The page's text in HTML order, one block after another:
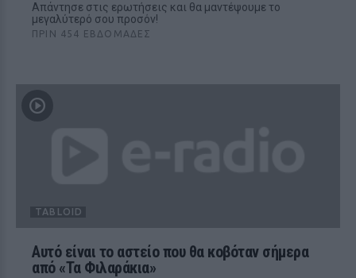
Απάντησε στις ερωτήσεις και θα μαντέψουμε το
μεγαλύτερό σου προσόν!
ΠΡΙΝ 454 ΕΒΔΟΜΆΔΕΣ
TABLOID
Αυτό είναι το αστείο που θα κοβόταν σήμερα
από «Τα Φιλαράκια»